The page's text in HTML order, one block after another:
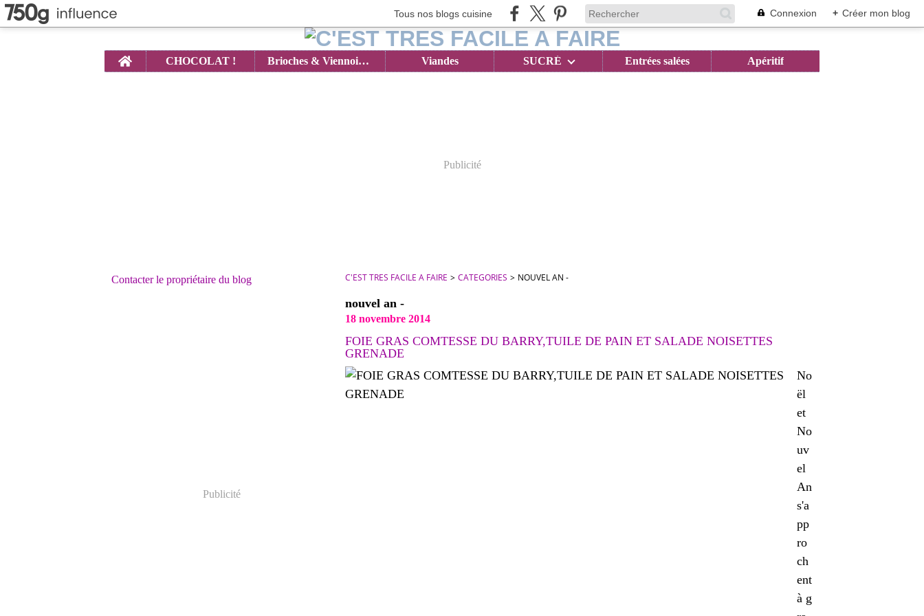
Tous nos blogs cuisine Connexion + Créer mon blog
Home CHOCOLAT ! Brioches & Viennoiseries Viandes SUCRÉ Entrées salées Apéritif
Publicité
Contacter le propriétaire du blog
Publicité
C'EST TRES FACILE A FAIRE > CATEGORIES > NOUVEL AN -
nouvel an -
18 novembre 2014
FOIE GRAS COMTESSE DU BARRY,TUILE DE PAIN ET SALADE NOISETTES
GRENADE
No
ël
et
No
uv
el
An
s'a
pp
ro
ch
ent
à g